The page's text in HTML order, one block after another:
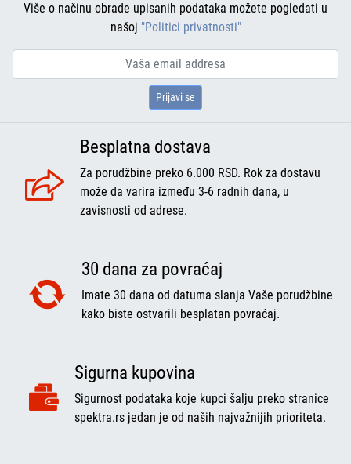
Više o načinu obrade upisanih podataka možete pogledati u
našoj "Politici privatnosti"
Prijavi se
Besplatna dostava
Za porudžbine preko 6.000 RSD. Rok za dostavu
može da varira između 3-6 radnih dana, u
zavisnosti od adrese.
30 dana za povraćaj
Imate 30 dana od datuma slanja Vaše porudžbine
kako biste ostvarili besplatan povraćaj.
Sigurna kupovina
Sigurnost podataka koje kupci šalju preko stranice
spektra.rs jedan je od naših najvažnijih prioriteta.